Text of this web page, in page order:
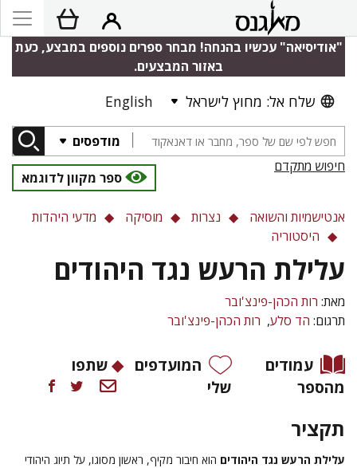
"אודיסיאה" עכשיו בהנחה! מבחר ספרים נוספים במבצע, כעת
באזור המבצעים.
שלח אל: מחוץ לישראל English
מודפסים
חיפוש מתקדם
ספר מקוון לדוגמא
אנטישמיות והשואה נצרות מוסיקה
מדעי היהדות
היסטוריה
עלילת הרעש נגד היהודים
מאת: רות הכהן-פינצ'ובר
תרגום: הד סלע רות הכהן-פינצ'ובר
עמודים
מהספר
המועדפים
שלי
שתפו
תקציר
עלילת הרעש נגד היהודים הוא חיבור מקיף, ראשון מסוגו, על תיוג היהודי